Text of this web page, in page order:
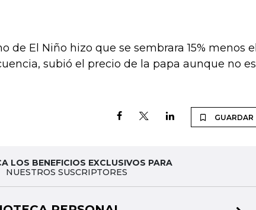
de El Niño hizo que se sembrara 15% menos el
subió el precio de la papa aunque no es
GUARDAR
LOS BENEFICIOS EXCLUSIVOS PARA
NUESTROS SUSCRIPTORES